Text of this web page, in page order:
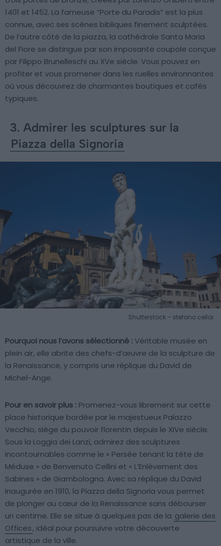
1401 et 1452. La fameuse “Porte du Paradis” est la plus
connue, avec ses scènes bibliques finement sculptées.
De l’autre côté de la piazza, la cathédrale Santa Maria
del Fiore se distingue par son imposante coupole conçue
par Filippo Brunelleschi au XVe siècle. Vous pouvez en
profiter et vous promener dans les ruelles environnantes
où vous découvrez de charmantes boutiques et cafés
typiques.
3. Admirer les sculptures sur la
Piazza della Signoria
Shutterstock – stefano cellai
Pourquoi nous l’avons sélectionné :Véritable musée en
plein air, elle abrite des chefs-d’œuvre de la sculpture de
la Renaissance, y compris une réplique du David de
Michel-Ange.
Pour en savoir plus : Promenez-vous librement sur cette
place historique bordée par le majestueux Palazzo
Vecchio, siège du pouvoir florentin depuis le XIVe siècle.
Sous la Loggia dei Lanzi, admirez des sculptures
incontournables comme le « Persée tenant la tête de
Méduse » de Benvenuto Cellini et « L’Enlèvement des
Sabines » de Giambologna. Avec sa réplique du David
inaugurée en 1910, la Piazza della Signoria vous permet
de plonger au cœur de la Renaissance sans débourser
un centime. Elle se situe à quelques pas de la galerie des
Offices, idéal pour poursuivre votre découverte
artistique de la ville.